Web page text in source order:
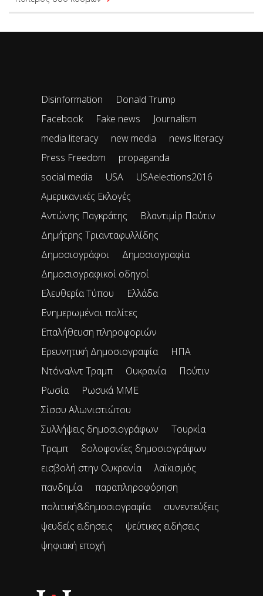
Disinformation
Donald Trump
Facebook
Fake news
Journalism
media literacy
new media
news literacy
Press Freedom
propaganda
social media
USA
USAelections2016
Αμερικανικές Εκλογές
Αντώνης Παγκράτης
Βλαντιμίρ Πούτιν
Δημήτρης Τριανταφυλλίδης
Δημοσιογράφοι
Δημοσιογραφία
Δημοσιογραφικοί οδηγοί
Ελευθερία Τύπου
Ελλάδα
Ενημερωμένοι πολίτες
Επαλήθευση πληροφοριών
Ερευνητική Δημοσιογραφία
ΗΠΑ
Ντόναλντ Τραμπ
Ουκρανία
Πούτιν
Ρωσία
Ρωσικά ΜΜΕ
Σίσσυ Αλωνιστιώτου
Συλλήψεις δημοσιογράφων
Τουρκία
Τραμπ
δολοφονίες δημοσιογράφων
εισβολή στην Ουκρανία
λαϊκισμός
πανδημία
παραπληροφόρηση
πολιτική&δημοσιογραφία
συνεντεύξεις
ψευδείς ειδησεις
ψεύτικες ειδήσεις
ψηφιακή εποχή